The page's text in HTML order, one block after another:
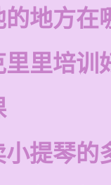
地方在
里培训
提琴的